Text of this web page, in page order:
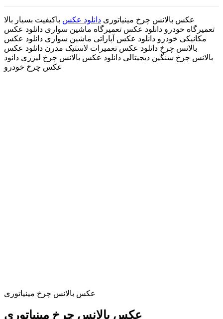
عکس بالانس چرخ مینیاتوری دانلود عکس باکیفیت بسیار بالا
تعمیرگاه خودرو دانلود عکس تعمیرگاه ماشین سواری دانلود عکس
مکانیکی خودرو دانلود عکس آپاراتی ماشین سواری دانلود عکس
بالانس چرخ دانلود عکس تعمیرات لاستیک مدرن دانلود عکس
بالانس چرخ سنگین دیجیتالی دانلود عکس بالانس چرخ لیزری دانود
عکس چرخ خودرو
عکس بالانس چرخ مینیاتوری
عکس بالانس چرخ مینیاتوری